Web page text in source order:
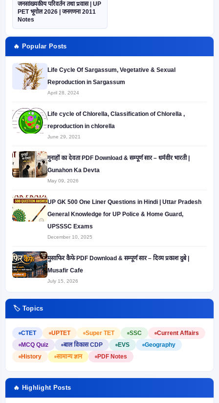
जनसांख्यकीय परिवर्तन तथा प्रवास | UP
PET भूगोल 2026 | जनगणना 2011
Notes
🔥 Popular Posts
Life Cycle Of Sargassum, Vegetative & Sexual
Reproduction in Sargassum
April 28, 2024
Life cycle of Chlorella, Classification of Chlorella ,
reproduction in chlorella
June 29, 2021
गुनाहों का देवता PDF Download & सम्पूर्ण सार – धर्मवीर भारती |
Gunahon Ka Devta
May 09, 2026
UP GK 500 One Liner Questions in Hindi | Uttar Pradesh
General Knowledge for UP Police & Home Guard,
UPSSSC Exams
December 10, 2025
मुसाफिर कैफे PDF Download & सम्पूर्ण सार – दिव्य प्रकाश दुबे |
Musafir Cafe
July 15, 2026
🏷️ Topics
CTET UPTET Super TET SSC
Current Affairs
MCQ Quiz
बाल विकास CDP EVS
Geography
History
सामान्य ज्ञान PDF Notes
🔥 Highlight Posts